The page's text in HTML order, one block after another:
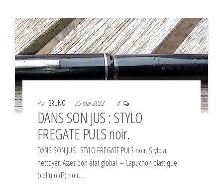
Par BRUNO 25 mai 2022 0
DANS SON JUS : STYLO
FREGATE PULS noir.
DANS SON JUS : STYLO FREGATE PULS noir. Stylo a
nettoyer. Assez bon état global. – Capuchon plastique
(celluloid?) noir.…